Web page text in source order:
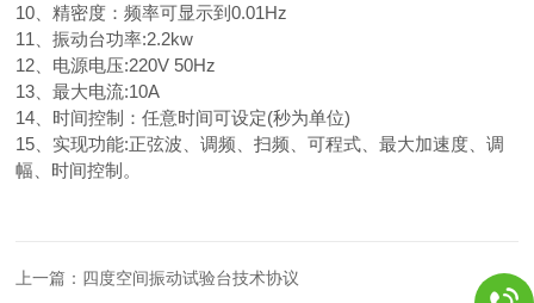
10、精密度：频率可显示到0.01Hz
11、振动台功率:2.2kw
12、电源电压:220V 50Hz
13、最大电流:10A
14 时间控制：任意时间可设定(秒为单位)
15 、实现功能:正弦波、调频、扫频、可程式、最大加速度、调
幅、时间控制。
上一篇： 四度空间振动试验台技术协议